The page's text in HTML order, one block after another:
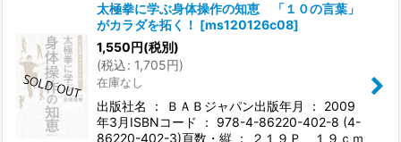
太極拳に学ぶ身体操作の知恵 「１０の言葉」
がカラダを拓く！ [ms120126c08]
1,550円(税別)
(税込: 1,705円)
在庫なし
出版社名 ： ＢＡＢジャパン出版年月 ： 2009
年3月ISBNコード ： 978-4-86220-402-8 (4-
86220-402-3)頁数・縦 ： ２１９Ｐ １９ｃｍ